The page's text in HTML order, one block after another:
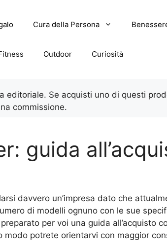
Cura della Persona
Outdoor Curiosità
editoriale. Se acquisti uno di questi
commissione.
guida
davvero un’impresa dato che
di modelli ognuno con le sue
per voi una guida all’acquisto
potrete orientarvi con maggior